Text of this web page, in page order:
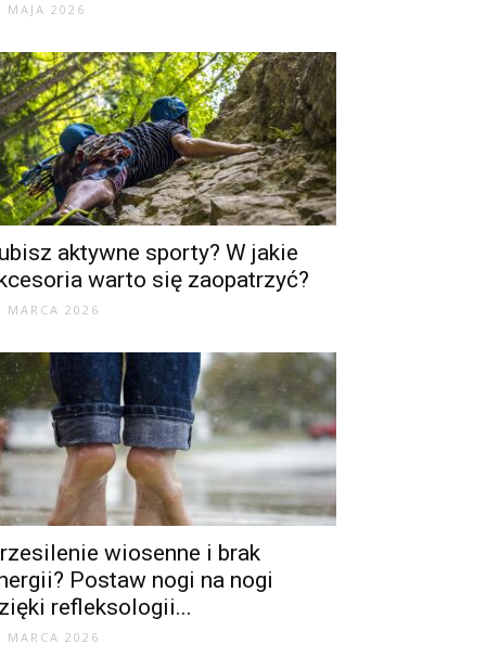
MAJA 2026
aktywne sporty? W jakie
warto się zaopatrzyć?
MARCA 2026
wiosenne i brak
Postaw nogi na nogi
refleksologii...
MARCA 2026